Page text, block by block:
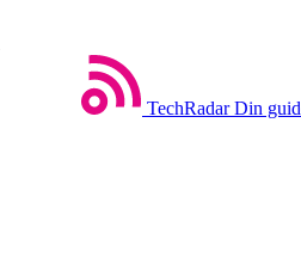
TechRadar Din